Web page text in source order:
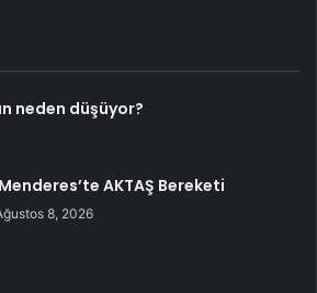
neden düşüyor?
AKTAŞ Bereketi
8, 2026